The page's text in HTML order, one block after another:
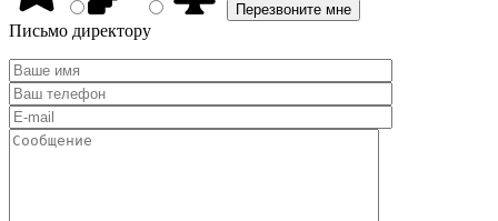
Письмо директору